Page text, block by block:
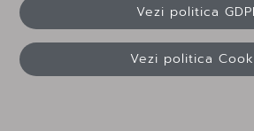
Vezi politica
Vezi politica